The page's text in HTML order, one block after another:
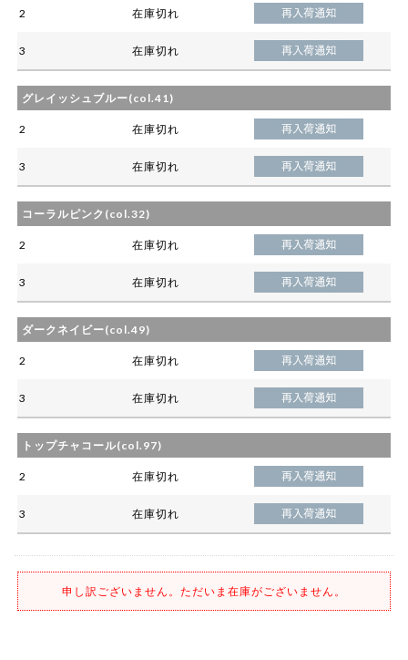
2 在庫切れ
3 在庫切れ
グレイッシュブルー(col.41)
2 在庫切れ
3 在庫切れ
コーラルピンク(col.32)
2 在庫切れ
3 在庫切れ
ダークネイビー(col.49)
2 在庫切れ
3 在庫切れ
トップチャコール(col.97)
2 在庫切れ
3 在庫切れ
申し訳ございません。ただいま在庫がございません。